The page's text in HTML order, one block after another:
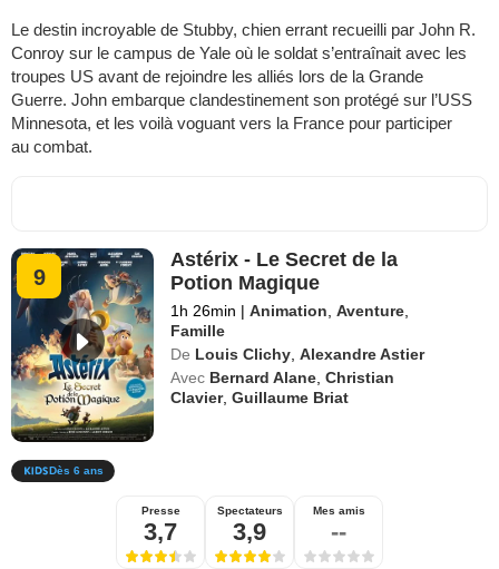
Le destin incroyable de Stubby, chien errant recueilli par John R.
Conroy sur le campus de Yale où le soldat s’entraînait avec les
troupes US avant de rejoindre les alliés lors de la Grande
Guerre. John embarque clandestinement son protégé sur l’USS
Minnesota, et les voilà voguant vers la France pour participer
au combat.
9
Astérix - Le Secret de la
Potion Magique
1h 26min | Animation ,Aventure
Famille
De Louis Clichy ,Alexandre Astier
Avec Bernard Alane ,Christian
Clavier,Guillaume Briat
Dès 6 ans
Presse
3,7
Spectateurs
3,9
Mes amis
--